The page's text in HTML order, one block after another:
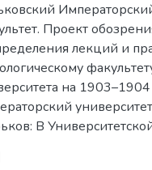
Проект
лекций и
на
В